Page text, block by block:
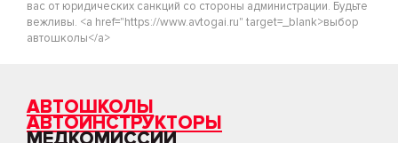
вас от юридических санкций со стороны администрации. Будьте
вежливы. <a href="https://www.avtogai.ru" target=_blank>выбор
автошколы</a>
АВТОШКОЛЫ
АВТОИНСТРУКТОРЫ